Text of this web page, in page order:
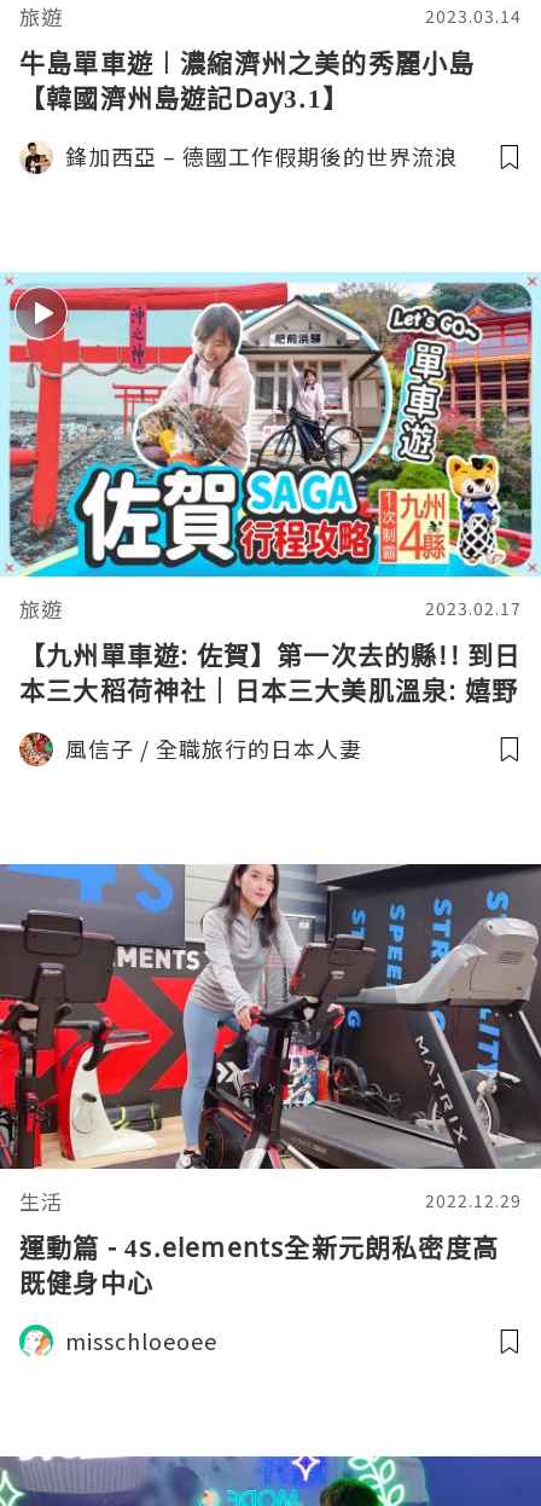
旅遊 2023.03.14
牛島單車遊︱濃縮濟州之美的秀麗小島
【韓國濟州島遊記Day3.1】
鋒加西亞 – 德國工作假期後的世界流浪
旅遊 2023.02.17
【九州單車遊: 佐賀】第一次去的縣!! 到日
本三大稻荷神社｜日本三大美肌溫泉: 嬉野
溫泉 #日本旅遊 #日本單車遊 #九州
風信子 / 全職旅行的日本人妻
生活 2022.12.29
運動篇 - 4s.elements全新元朗私密度高
既健身中心
misschloeoee